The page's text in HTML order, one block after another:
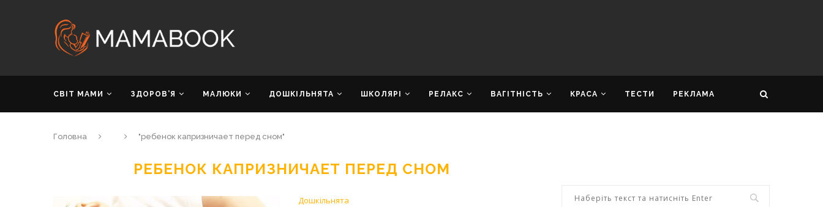
СВІТ МАМИ ЗДОРОВ’Я МАЛЮКИ ДОШКІЛЬНЯТА ШКОЛЯРІ РЕЛАКС ВАГІТНІСТЬ КРАСА ТЕСТИ РЕКЛАМА
Головна "ребенок капризничает перед сном"
РЕБЕНОК КАПРИЗНИЧАЕТ ПЕРЕД СНОМ
Дошкільнята